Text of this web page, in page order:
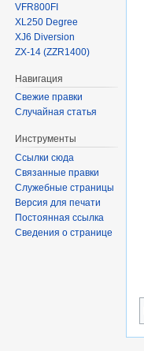
VFR800FI
XL250 Degree
XJ6 Diversion
ZX-14 (ZZR1400)
Навигация
Свежие правки
Случайная статья
Инструменты
Ссылки сюда
Связанные правки
Служебные страницы
Версия для печати
Постоянная ссылка
Сведения о странице